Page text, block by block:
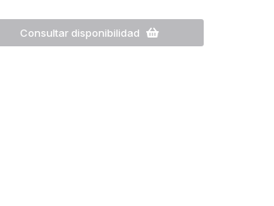
Consultar disponibilidad